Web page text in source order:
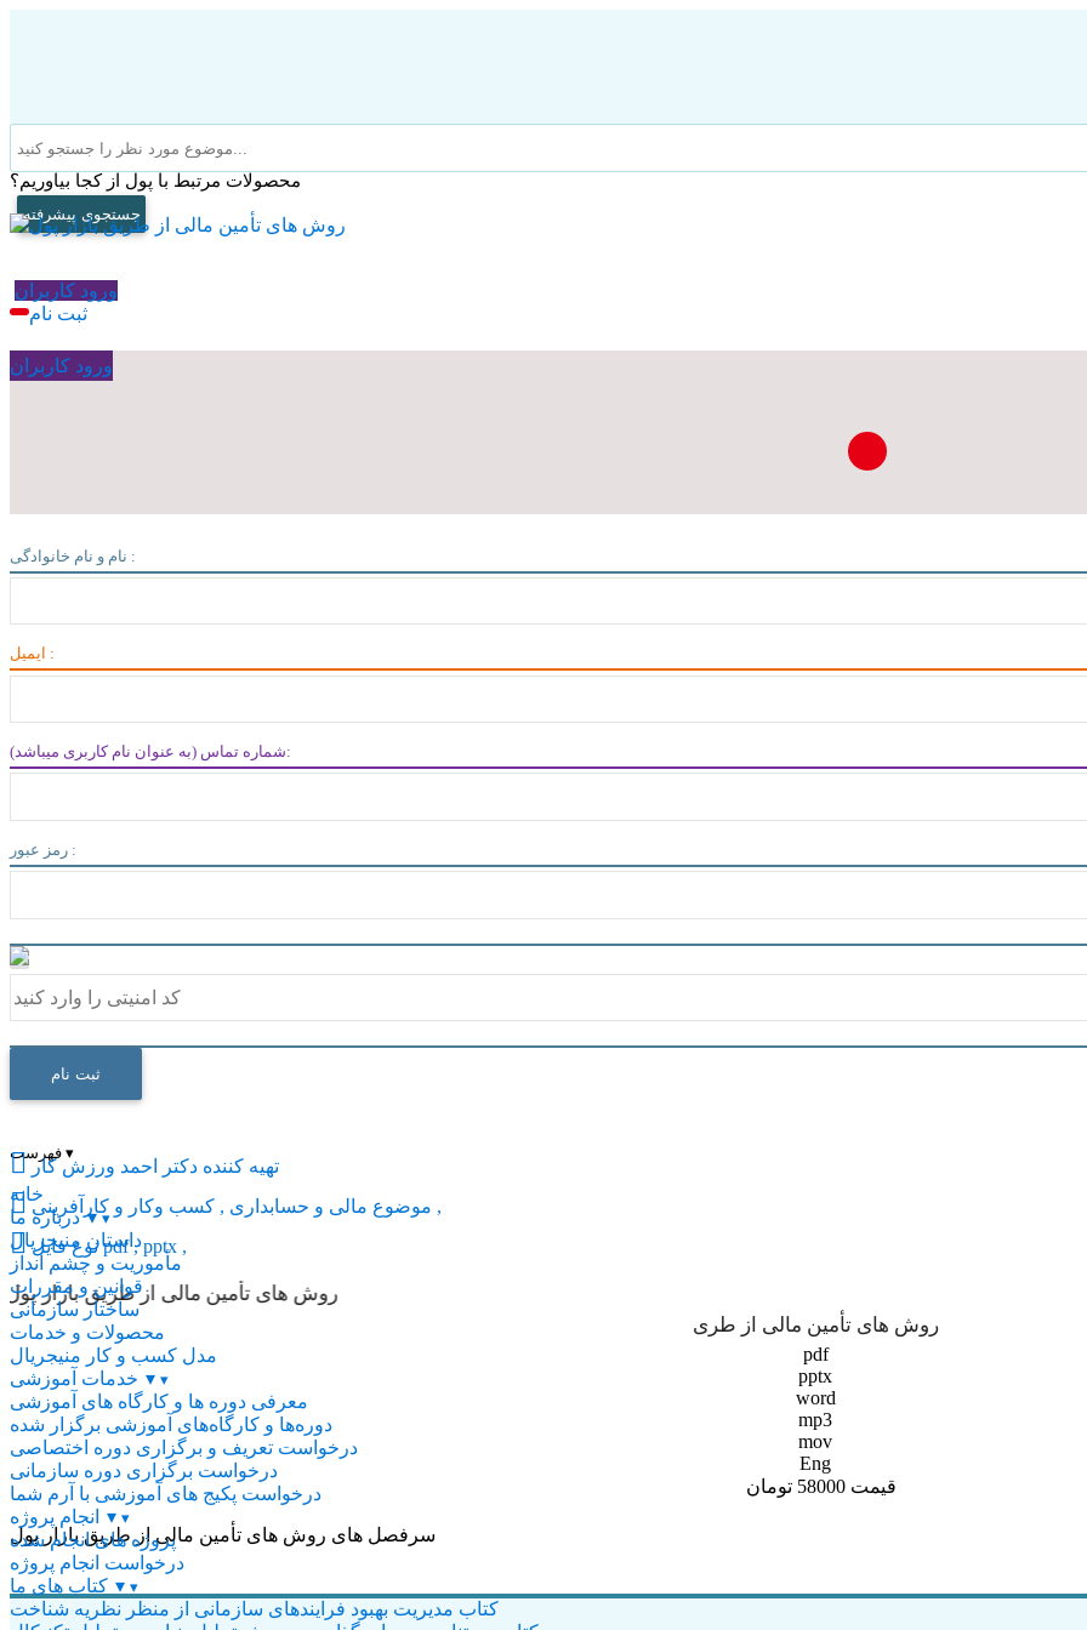
جستجوی پیشرفته
ورود کاربران
ثبت نام
ورود کاربران
نام و نام خانوادگی :
ایمیل :
شماره تماس (به عنوان نام کاربری میباشد):
رمز عبور :
ثبت نام
▾
خانه
درباره ما▾ ▾
داستان منیجریال
مأموریت و چشم انداز
قوانین و مقررات
ساختار سازمانی
محصولات و خدمات
مدل کسب و کار منیجریال
▾ ▾
معرفی دوره ها و کارگاه های آموزشی
دوره‌ها و کارگاه‌های آموزشی برگزار شده
درخواست تعریف و برگزاری دوره اختصاصی
درخواست برگزاری دوره سازمانی
درخواست پکیج های آموزشی با آرم شما
▾ ▾
پروژه های انجام شده
درخواست انجام پروژه
▾ ▾
کتاب مدیریت بهبود فرایندهای سازمانی از منظر نظریه شناخت
محصولات مرتبط با پول از کجا بیاوریم؟
 تهیه کننده دکتر احمد ورزش کار
 موضوع مالی و حسابداری , کسب وکار و کارآفرینی ,
 نوع فایلpdf , pptx ,
روش های تأمین مالی از طریق بازار پول
روش های تأمین مالی از طری
pdf
pptx
word
mp3
mov
Eng
قیمت 58000 تومان
سرفصل های روش های تأمین مالی از طریق بازار پول